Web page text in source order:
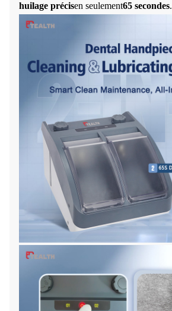
huilage précisen seulement65 secondes.